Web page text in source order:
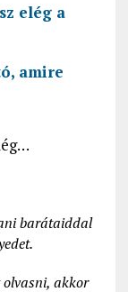
elég a
amire
barátaiddal
olvasni, akkor